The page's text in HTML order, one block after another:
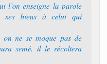
l’on enseigne la parole
ses biens à celui qui
ne se moque pas de
semé, il le récoltera